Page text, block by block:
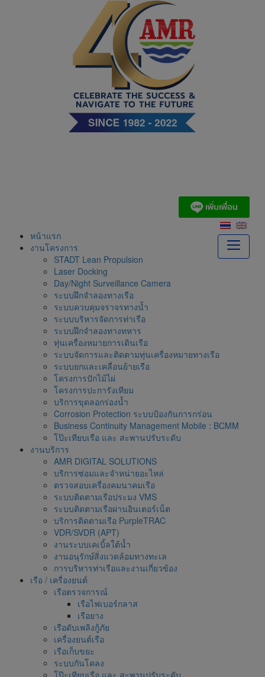
หน้าแรก
งานโครงการ
STADT Lean Propulsion
Laser Docking
Day/Night Surveillance Camera
ระบบฝึกจำลองทางเรือ
ระบบควบคุมจราจรทางน้ำ
ระบบบริหารจัดการท่าเรือ
ระบบฝึกจำลองทางทหาร
ทุ่นเครื่องหมายการเดินเรือ
ระบบจัดการและติดตามทุ่นเครื่องหมายทางเรือ
ระบบยกและเคลื่อนย้ายเรือ
โครงการปักไม้ไผ่
โครงการปะการังเทียม
บริการขุดลอกร่องน้ำ
Corrosion Protection ระบบป้องกันการกร่อน
Business Continuity Management Mobile : BCMM
โป๊ะเทียบเรือ และ สะพานปรับระดับ
งานบริการ
AMR DIGITAL SOLUTIONS
บริการซ่อมและจำหน่ายอะไหล่
ตรวจสอบเครื่องคมนาคมเรือ
ระบบติดตามเรือประมง VMS
ระบบติดตามเรือผ่านอินเตอร์เน็ต
บริการติดตามเรือ PurpleTRAC
VDR/SVDR (APT)
งานระบบเคเบิ้ลใต้น้ำ
งานอนุรักษ์สิ่งแวดล้อมทางทะเล
การบริหารท่าเรือและงานเกี่ยวข้อง
เรือ / เครื่องยนต์
เรือตรวจการณ์
เรือไฟเบอร์กลาส
เรือยาง
เรือดับเพลิงกู้ภัย
เครื่องยนต์เรือ
เรือเก็บขยะ
ระบบกันโคลง